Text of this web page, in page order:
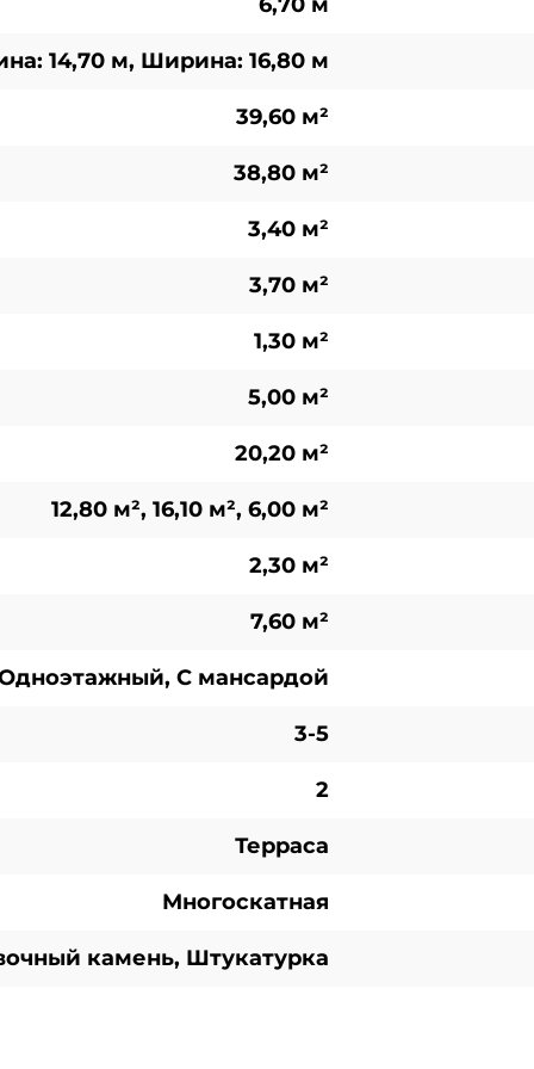
14,70 м, Ширина: 16,80 м
39,60 м²
38,80 м²
3,40 м²
3,70 м²
1,30 м²
5,00 м²
20,20 м²
12,80 м², 16,10 м², 6,00 м²
2,30 м²
7,60 м²
С мансардой
3-5
2
Терраса
Многоскатная
камень, Штукатурка